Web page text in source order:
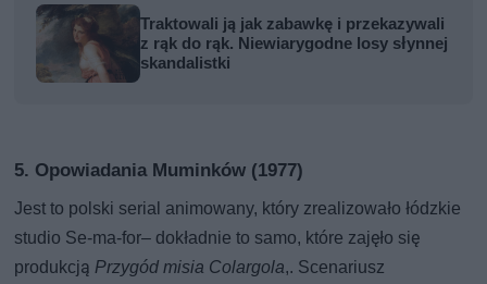
Traktowali ją jak zabawkę i przekazywali
z rąk do rąk. Niewiarygodne losy słynnej
skandalistki
5. Opowiadania Muminków (1977)
Jest to polski serial animowany, który zrealizowało łódzkie
studio Se-ma-for– dokładnie to samo, które zajęło się
produkcją Przygód misia Colargola,. Scenariusz